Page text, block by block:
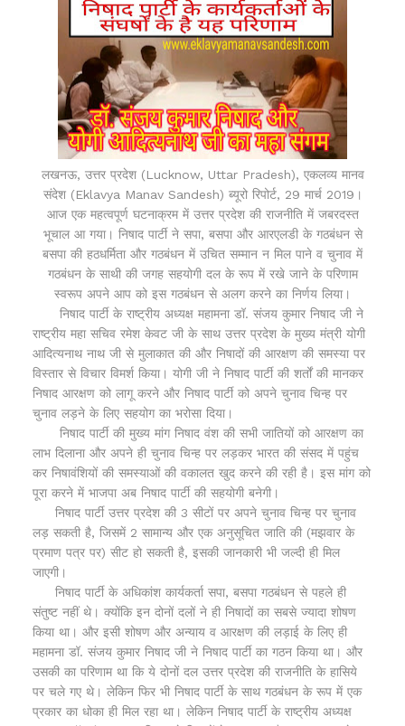
लखनऊ, उत्तर प्रदेश (Lucknow, Uttar Pradesh), एकलव्य मानव
संदेश (Eklavya Manav Sandesh) ब्यूरो रिपोर्ट, 29 मार्च 2019।
आज एक महत्वपूर्ण घटनाक्रम में उत्तर प्रदेश की राजनीति में जबरदस्त
भूचाल आ गया। निषाद पार्टी ने सपा, बसपा और आरएलडी के गठबंधन से
बसपा की हठधर्मिता और गठबंधन में उचित सम्मान न मिल पाने व चुनाव में
गठबंधन के साथी की जगह सहयोगी दल के रूप में रखे जाने के परिणाम
स्वरूप अपने आप को इस गठबंधन से अलग करने का निर्णय लिया।
निषाद पार्टी के राष्ट्रीय अध्यक्ष महामना डॉ. संजय कुमार निषाद जी ने
राष्ट्रीय महा सचिव रमेश केवट जी के साथ उत्तर प्रदेश के मुख्य मंत्री योगी
आदित्यनाथ नाथ जी से मुलाकात की और निषादों की आरक्षण की समस्या पर
विस्तार से विचार विमर्श किया। योगी जी ने निषाद पार्टी की शर्तों की मानकर
निषाद आरक्षण को लागू करने और निषाद पार्टी को अपने चुनाव चिन्ह पर
चुनाव लड़ने के लिए सहयोग का भरोसा दिया।
निषाद पार्टी की मुख्य मांग निषाद वंश की सभी जातियों को आरक्षण का
लाभ दिलाना और अपने ही चुनाव चिन्ह पर लड़कर भारत की संसद में पहुंच
कर निषावंशियों की समस्याओं की वकालत खुद करने की रही है। इस मांग को
पूरा करने में भाजपा अब निषाद पार्टी की सहयोगी बनेगी।
निषाद पार्टी उत्तर प्रदेश की 3 सीटों पर अपने चुनाव चिन्ह पर चुनाव
लड़ सकती है, जिसमें 2 सामान्य और एक अनुसूचित जाति की (मझवार के
प्रमाण पत्र पर) सीट हो सकती है, इसकी जानकारी भी जल्दी ही मिल
जाएगी।
निषाद पार्टी के अधिकांश कार्यकर्ता सपा, बसपा गठबंधन से पहले ही
संतुष्ट नहीं थे। क्योंकि इन दोनों दलों ने ही निषादों का सबसे ज्यादा शोषण
किया था। और इसी शोषण और अन्याय व आरक्षण की लड़ाई के लिए ही
महामना डॉ. संजय कुमार निषाद जी ने निषाद पार्टी का गठन किया था। और
उसकी का परिणाम था कि ये दोनों दल उत्तर प्रदेश की राजनीति के हासिये
पर चले गए थे। लेकिन फिर भी निषाद पार्टी के साथ गठबंधन के रूप में एक
प्रकार का धोका ही मिल रहा था। लेकिन निषाद पार्टी के राष्ट्रीय अध्यक्ष